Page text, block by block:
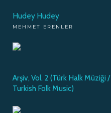
Hudey Hudey
MEHMET ERENLER
Arşiv, Vol. 2 (Türk Halk Müziği /
Turkish Folk Music)